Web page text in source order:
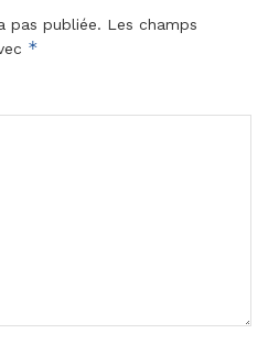
pas publiée. Les champs
*